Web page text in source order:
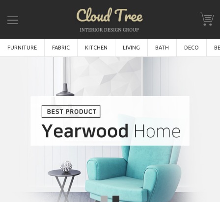
FURNITURE FABRIC KITCHEN LIVING BATH DECO